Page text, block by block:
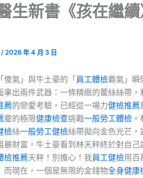
生新書《孩在繼
/ 2026 年 4 月 3 日
傻氣」與牛土豪的「 員工體檢霸氣」瞬
拿出兩件武器：一條精緻的蕾絲絲帶
薦的戀愛考驗，已經從一場力健檢推薦
靈的極限健康檢查挑戰一般勞工體檢
檢絲一般勞工健檢絲帶拋向金色光芒，
暴財富。牛土豪看到林天秤終於對自己
檢推薦天秤！別擔心！我員工健檢用百
而現在，一個是無限的金錢物全身健康